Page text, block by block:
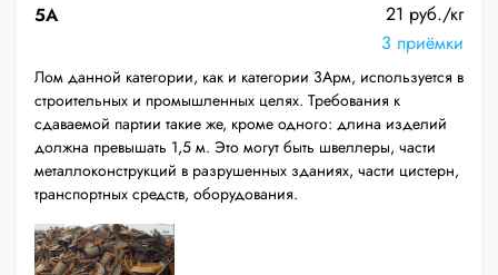
5А
21 руб./кг
3 приёмки
Лом данной категории, как и категории 3Арм, используется в
строительных и промышленных целях. Требования к
сдаваемой партии такие же, кроме одного: длина изделий
должна превышать 1,5 м. Это могут быть швеллеры, части
металлоконструкций в разрушенных зданиях, части цистерн,
транспортных средств, оборудования.